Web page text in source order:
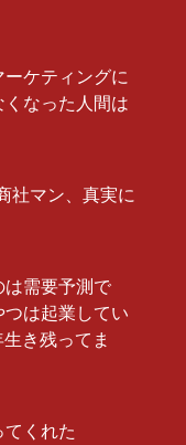
ケティングに
なった人間は
社マン、真実に
は需要予測で
は起業してい
き残ってま
てくれた